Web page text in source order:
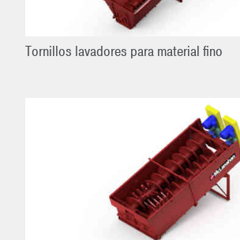
Tornillos lavadores para material fino